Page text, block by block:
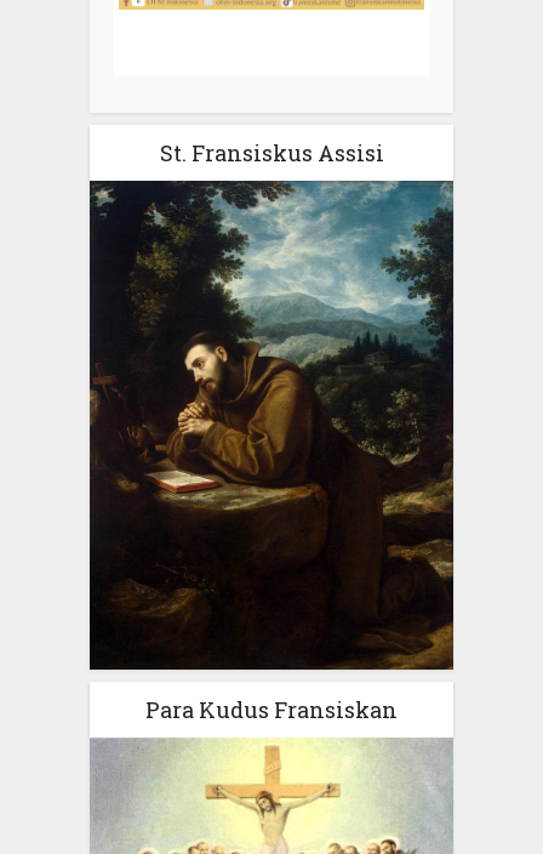
St. Fransiskus Assisi
Para Kudus Fransiskan